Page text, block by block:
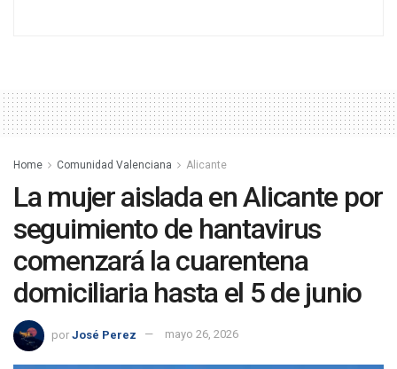
Home Comunidad Valenciana Alicante
La mujer aislada en Alicante por
seguimiento de hantavirus
comenzará la cuarentena
domiciliaria hasta el 5 de junio
por José Perez mayo 26, 2026